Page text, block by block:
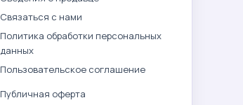
Связаться с нами
Политика обработки персональных
данных
Пользовательское соглашение
Публичная оферта